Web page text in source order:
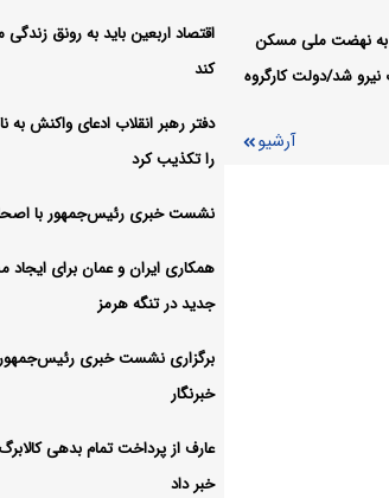
آرشیو
به نهضت ملی مسکن
نیرو شد/دولت کارگروه
آرشیو
اقتصاد اربعین باید به رونق
کند
دفتر رهبر انقلاب ادعای واکنش
را تکذیب کرد
نشست خبری رئیس‌جمهور با
همکاری ایران و عمان برای ایجاد
جدید در تنگه هرمز
برگزاری نشست خبری رئیس‌جمهور
خبرنگار
عارف از پرداخت تمام بدهی
خبر داد